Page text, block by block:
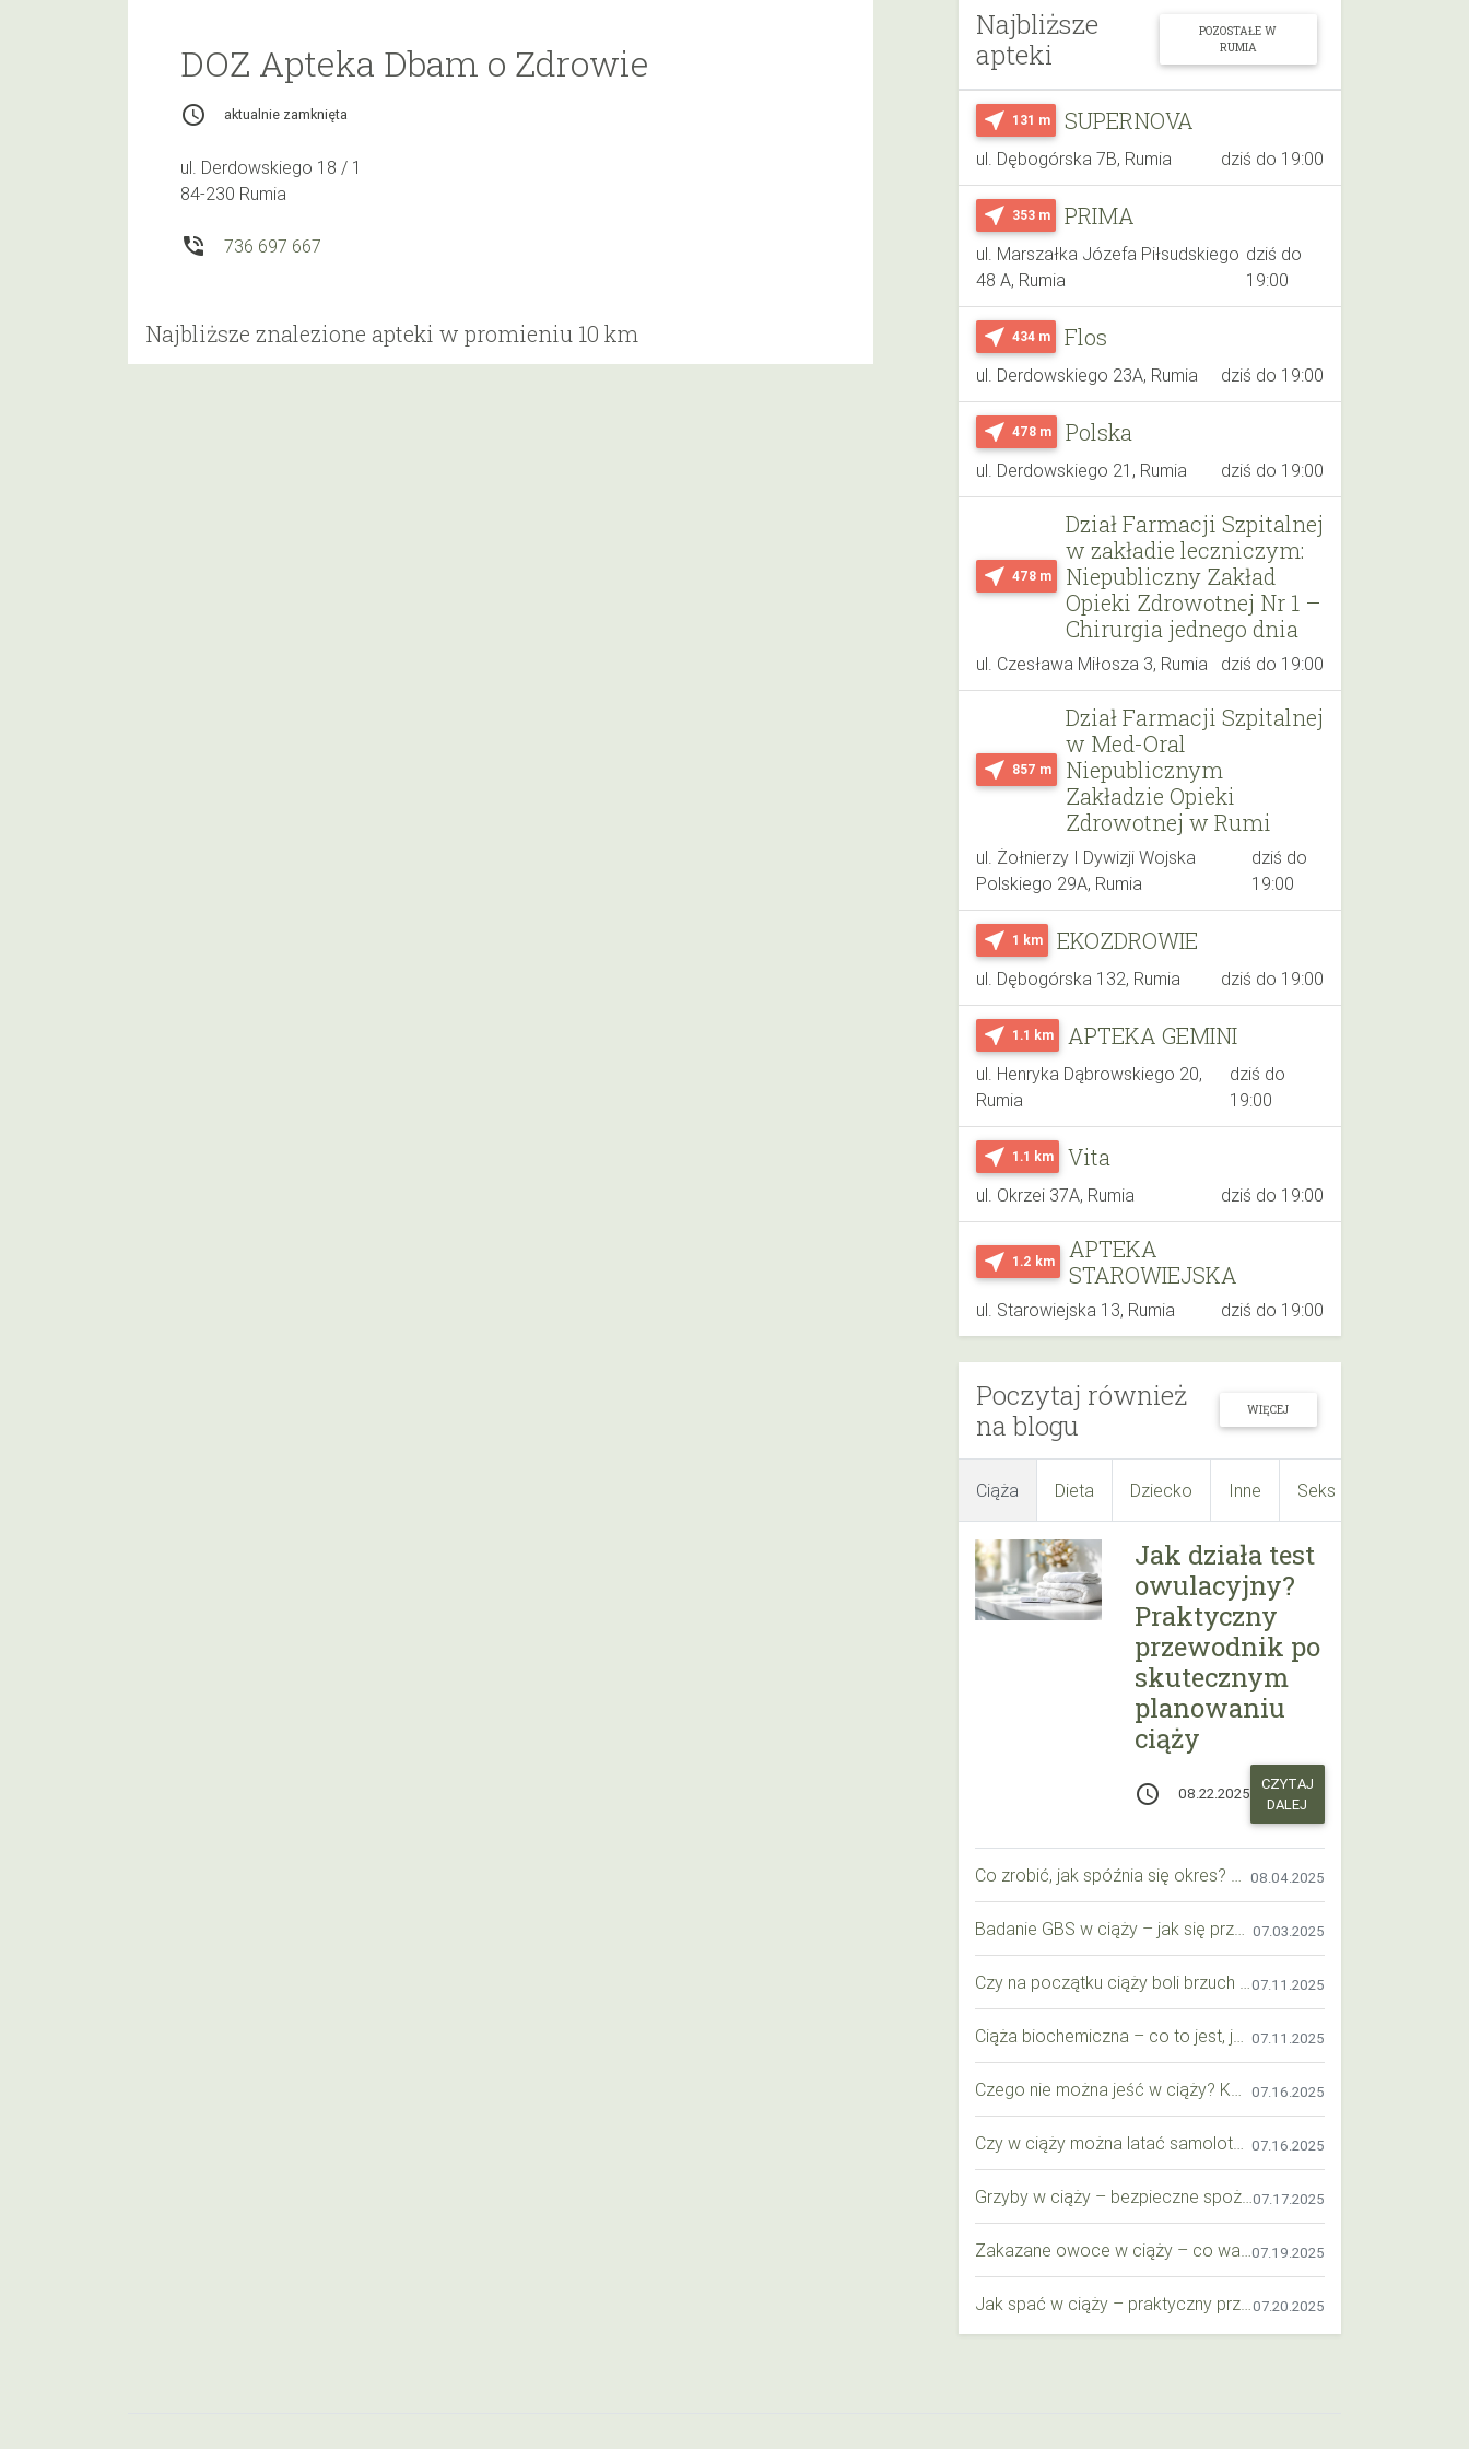
Najbliższe
apteki
POZOSTAŁE W
RUMIA
near_me 131 m SUPERNOVA
ul. Dębogórska 7B, Rumia dziś do 19:00
near_me 353 m PRIMA
ul. Marszałka Józefa Piłsudskiego
48 A, Rumia
dziś do
19:00
near_me 434 m Flos
ul. Derdowskiego 23A, Rumia dziś do 19:00
near_me 478 m Polska
ul. Derdowskiego 21, Rumia dziś do 19:00
near_me 478 m
Dział Farmacji Szpitalnej
w zakładie leczniczym:
Niepubliczny Zakład
Opieki Zdrowotnej Nr 1 –
Chirurgia jednego dnia
ul. Czesława Miłosza 3, Rumia dziś do 19:00
near_me 857 m
Dział Farmacji Szpitalnej
w Med-Oral
Niepublicznym
Zakładzie Opieki
Zdrowotnej w Rumi
ul. Żołnierzy I Dywizji Wojska
Polskiego 29A, Rumia
dziś do
19:00
near_me 1 km EKOZDROWIE
ul. Dębogórska 132, Rumia dziś do 19:00
near_me 1.1 km APTEKA GEMINI
ul. Henryka Dąbrowskiego 20,
Rumia
dziś do
19:00
near_me 1.1 km Vita
ul. Okrzei 37A, Rumia dziś do 19:00
near_me 1.2 km
APTEKA
STAROWIEJSKA
ul. Starowiejska 13, Rumia dziś do 19:00
Poczytaj również
na blogu
WIĘCEJ
Ciąża Dieta Dziecko Inne Seks
Jak działa test
owulacyjny?
Praktyczny
przewodnik po
skutecznym
planowaniu
ciąży
access_time 08.22.2025
CZYTAJ
DALEJ
08.04.2025
07.03.2025
07.11.2025
07.11.2025
07.16.2025
07.16.2025
07.17.2025
07.19.2025
07.20.2025
DOZ Apteka Dbam o Zdrowie
access_time aktualnie zamknięta
ul. Derdowskiego 18 / 1
84-230 Rumia
phone_in_talk 736 697 667
Najbliższe znalezione apteki w promieniu 10 km